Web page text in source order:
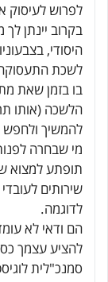
לפרוש לעיסוק
בקרוב יינתן
היסודי,
לשכת התעסוקה,
בו בזמן שאת
הלשכה (אותו
להמשיך
מי שבחרה
תופתע למצוא
שירותים
לדוגמה.
הם ודאי לא
להציע עצמך
סמנכ"לית